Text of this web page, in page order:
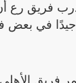
فريق رع
جيدًا في